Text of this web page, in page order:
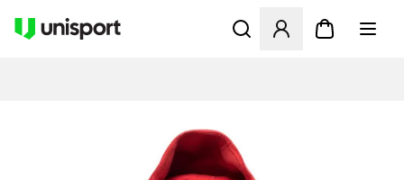
Apre una finestra modale